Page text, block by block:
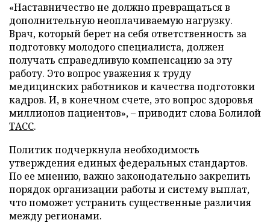
«Наставничество не должно превращаться в
дополнительную неоплачиваемую нагрузку.
Врач, который берет на себя ответственность за
подготовку молодого специалиста, должен
получать справедливую компенсацию за эту
работу. Это вопрос уважения к труду
медицинских работников и качества подготовки
кадров. И, в конечном счете, это вопрос здоровья
миллионов пациентов», – приводит слова Болилой
ТАСС.
Политик подчеркнула необходимость
утверждения единых федеральных стандартов.
По ее мнению, важно законодательно закрепить
порядок организации работы и систему выплат,
что поможет устранить существенные различия
между регионами.